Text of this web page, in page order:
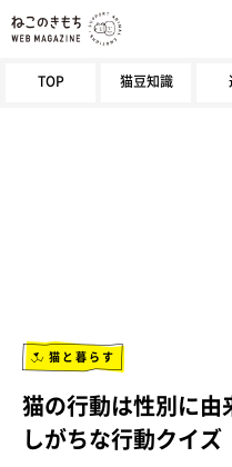
TOP 猫豆知識
猫と暮らす
猫の行動は性別に
しがちな行動クイズ